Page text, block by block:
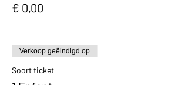
€ 0,00
Verkoop geëindigd op
Soort ticket